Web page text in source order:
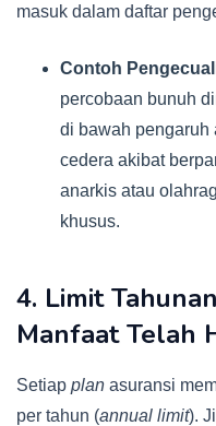
masuk dalam daftar
Contoh
percobaan bunuh
di bawah pengaruh
cedera akibat
anarkis atau
khusus.
4. Limit
Manfaat Telah
Setiap plan asuransi
per tahun (annual limit).